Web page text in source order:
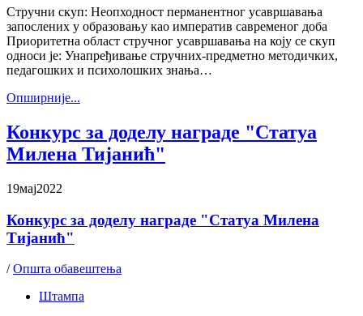
Стручни скуп: Неопходност перманентног усавршавања
запослених у образовању као императив савременог доба
Приоритетна област стручног усавршавања на коју се скуп
односи је: Унапређивање стручних-предметно методичких,
педагошких и психолошких знања…
Oпширније...
Конкурс за доделу награде "Статуа
Милена Тијанић"
19мај2022
Конкурс за доделу награде "Статуа Милена
Тијанић"
/Општа обавештења
Штампа